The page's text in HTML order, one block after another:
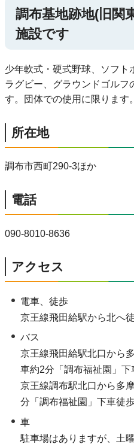
調布基地跡地(旧関
施設です
少年軟式・硬式野球、ソフト
ラグビー、グラウンドゴルフ
す。団体での使用に限ります。
所在地
調布市西町290-3ほか
電話
090-8010-8636
アクセス
電車、徒歩
京王線飛田給駅から北へ
バス
京王線飛田給駅北口から
車約2分「調布福祉園」下
京王線調布駅北口から多
分「調布福祉園」下車徒
車
駐車場はありますが、土